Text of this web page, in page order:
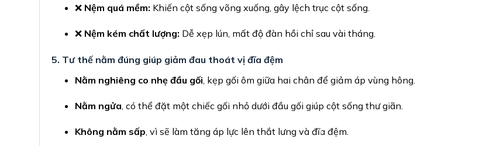
❌ Nệm quá mềm: Khiến cột sống võng xuống, gây lệch trục cột sống.
❌ Nệm kém chất lượng: Dễ xẹp lún, mất độ đàn hồi chỉ sau vài tháng.
5. Tư thế nằm đúng giúp giảm đau thoát vị đĩa đệm
Nằm nghiêng co nhẹ đầu gối, kẹp gối ôm giữa hai chân để giảm áp vùng hông.
Nằm ngửa, có thể đặt một chiếc gối nhỏ dưới đầu gối giúp cột sống thư giãn.
Không nằm sấp, vì sẽ làm tăng áp lực lên thắt lưng và đĩa đệm.